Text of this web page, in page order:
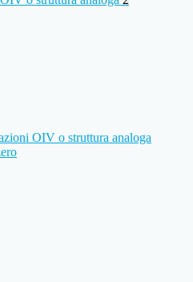
OIV o struttura analoga